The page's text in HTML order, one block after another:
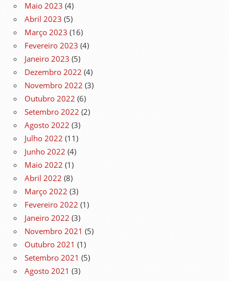
Maio 2023 (4)
Abril 2023 (5)
Março 2023 (16)
Fevereiro 2023 (4)
Janeiro 2023 (5)
Dezembro 2022 (4)
Novembro 2022 (3)
Outubro 2022 (6)
Setembro 2022 (2)
Agosto 2022 (3)
Julho 2022 (11)
Junho 2022 (4)
Maio 2022 (1)
Abril 2022 (8)
Março 2022 (3)
Fevereiro 2022 (1)
Janeiro 2022 (3)
Novembro 2021 (5)
Outubro 2021 (1)
Setembro 2021 (5)
Agosto 2021 (3)